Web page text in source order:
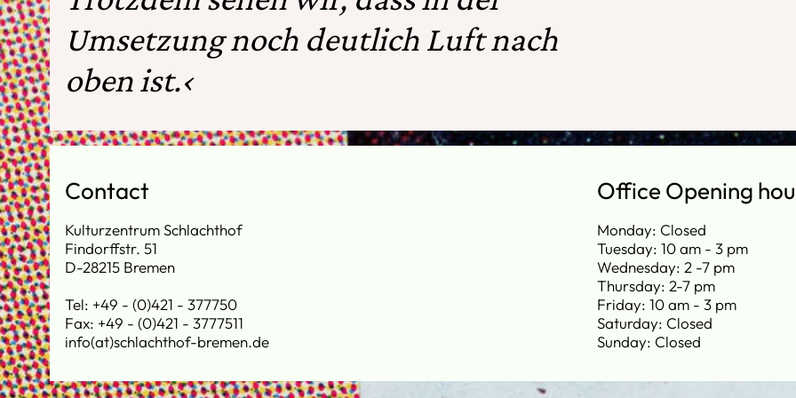
Umsetzung noch deutlich Luft nach
oben ist.‹
Contact
Kulturzentrum Schlachthof
Findorffstr. 51
D-28215 Bremen
Tel: +49 - (0)421 - 377750
Fax: +49 - (0)421 - 3777511
info(at)schlachthof-bremen.de
Office Opening
Monday: Closed
Tuesday: 10 am - 3 pm
Wednesday: 2 -7 pm
Thursday: 2-7 pm
Friday: 10 am - 3 pm
Saturday: Closed
Sunday: Closed